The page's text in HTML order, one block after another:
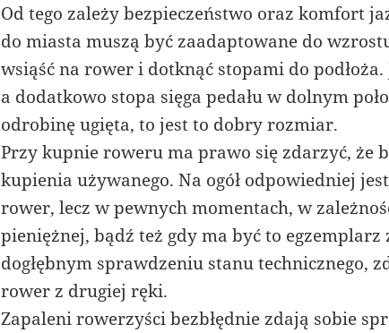
Od tego zależy bezpieczeństwo oraz komfort
do miasta muszą być zaadaptowane do
wsiąść na rower i dotknąć stopami do
a dodatkowo stopa sięga pedału w dolnym
odrobinę ugięta, to jest to dobry rozmiar.
Przy kupnie roweru ma prawo się zdarzyć, że
kupienia używanego. Na ogół odpowiedniej
rower, lecz w pewnych momentach, w
pieniężnej, bądź też gdy ma być to egzemplarz
dogłębnym sprawdzeniu stanu technicznego,
rower z drugiej ręki.
Zapaleni rowerzyści bezbłędnie zdają sobie